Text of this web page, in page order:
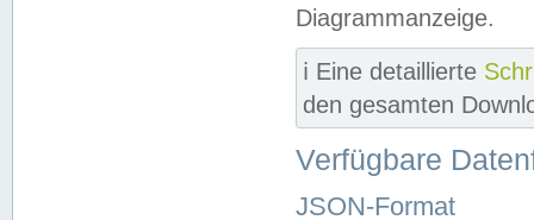
Diagrammanzeige.
ℹ️ Eine detaillierte
den gesamten
Verfügbare
JSON-Format